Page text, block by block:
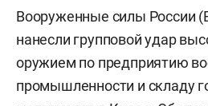
Вооруженные силы России
нанесли групповой удар
оружием по предприятию
промышленности и складу